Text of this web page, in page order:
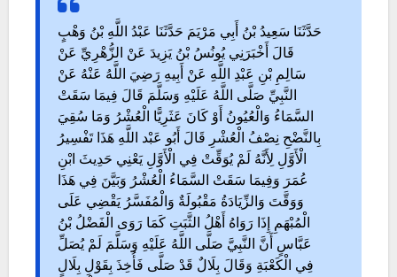
حَدَّثَنَا سَعِيدُ بْنُ أَبِي مَرْيَمَ حَدَّثَنَا عَبْدُ اللَّهِ بْنُ وَهْبٍ
قَالَ أَخْبَرَنِي يُونُسُ بْنُ يَزِيدَ عَنْ الزُّهْرِيِّ عَنْ
سَالِمِ بْنِ عَبْدِ اللَّهِ عَنْ أَبِيهِ رَضِيَ اللَّهُ عَنْهُ عَنْ
النَّبِيِّ صَلَّى اللَّهُ عَلَيْهِ وَسَلَّمَ قَالَ فِيمَا سَقَتْ
السَّمَاءُ وَالْعُيُونُ أَوْ كَانَ عَثَرِيًّا الْعُشْرُ وَمَا سُقِيَ
بِالنَّضْحِ نِصْفُ الْعُشْرِ قَالَ أَبُو عَبْد اللَّهِ هَذَا تَفْسِيرُ
الْأَوَّلِ لِأَنَّهُ لَمْ يُوَقِّتْ فِي الْأَوَّلِ يَعْنِي حَدِيثَ ابْنِ
عُمَرَ وَفِيمَا سَقَتْ السَّمَاءُ الْعُشْرُ وَبَيَّنَ فِي هَذَا
وَوَقَّتَ وَالزِّيَادَةُ مَقْبُولَةٌ وَالْمُفَسَّرُ يَقْضِي عَلَى
الْمُبْهَمِ إِذَا رَوَاهُ أَهْلُ الثَّبَتِ كَمَا رَوَى الْفَضْلُ بْنُ
عَبَّاسٍ أَنَّ النَّبِيَّ صَلَّى اللَّهُ عَلَيْهِ وَسَلَّمَ لَمْ يُصَلِّ
فِي الْكَعْبَةِ وَقَالَ بِلَالٌ قَدْ صَلَّى فَأُخِذَ بِقَوْلِ بِلَالٍ